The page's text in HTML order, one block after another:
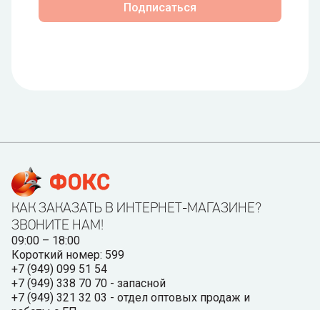
Подписаться
КАК ЗАКАЗАТЬ В ИНТЕРНЕТ-МАГАЗИНЕ?
ЗВОНИТЕ НАМ!
09:00 – 18:00
Короткий номер: 599
+7 (949) 099 51 54
+7 (949) 338 70 70 - запасной
+7 (949) 321 32 03 - отдел оптовых продаж и